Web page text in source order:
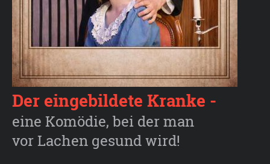
Der eingebildete Kranke -
eine Komödie, bei der man
vor Lachen gesund wird!